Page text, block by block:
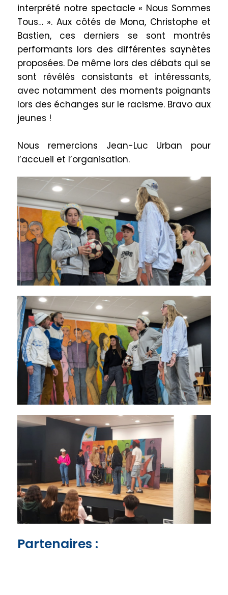
interprété notre spectacle « Nous Sommes
Tous… ». Aux côtés de Mona, Christophe et
Bastien, ces derniers se sont montrés
performants lors des différentes saynètes
proposées. De même lors des débats qui se
sont révélés consistants et intéressants,
avec notamment des moments poignants
lors des échanges sur le racisme. Bravo aux
jeunes !
Nous remercions Jean-Luc Urban pour
l’accueil et l’organisation.
Partenaires :